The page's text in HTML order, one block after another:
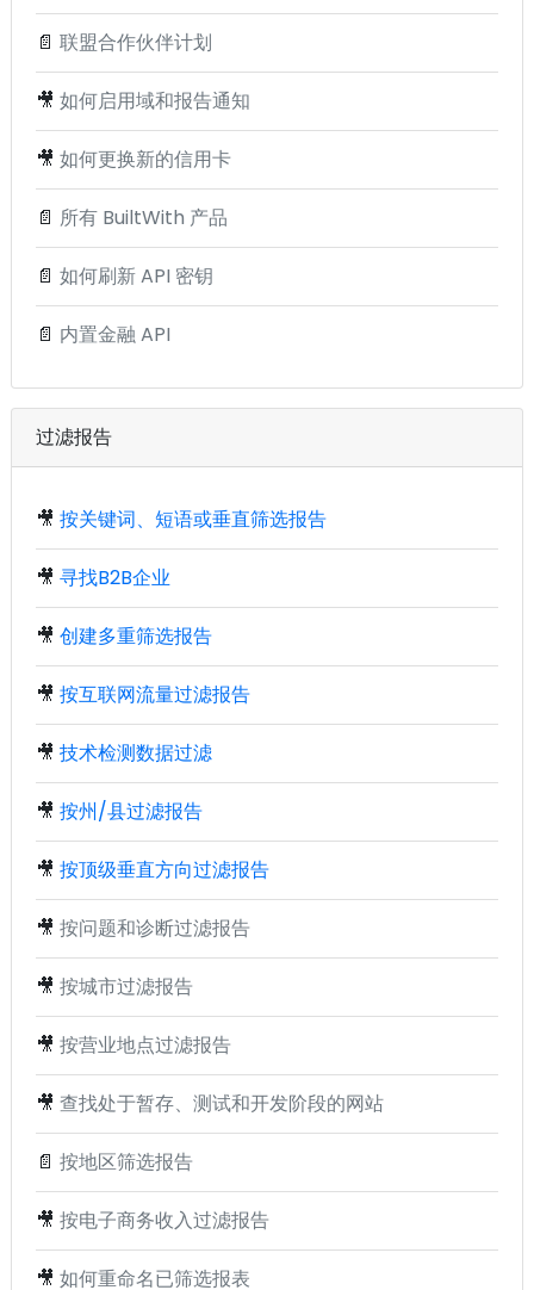
📄 联盟合作伙伴计划
🎥 如何启用域和报告通知
🎥 如何更换新的信用卡
📄 所有 BuiltWith 产品
📄 如何刷新 API 密钥
📄 内置金融 API
过滤报告
🎥 按关键词、短语或垂直筛选报告
🎥 寻找B2B企业
🎥 创建多重筛选报告
🎥 按互联网流量过滤报告
🎥 技术检测数据过滤
🎥 按州/县过滤报告
🎥 按顶级垂直方向过滤报告
🎥 按问题和诊断过滤报告
🎥 按城市过滤报告
🎥 按营业地点过滤报告
🎥 查找处于暂存、测试和开发阶段的网站
📄 按地区筛选报告
🎥 按电子商务收入过滤报告
🎥 如何重命名已筛选报表